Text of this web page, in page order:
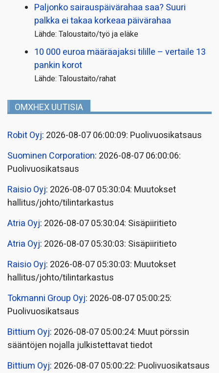
Paljonko sairauspäivä­rahaa saa? Suuri
palkka ei takaa korkeaa päivärahaa
Lähde: Taloustaito/työ ja eläke
10 000 euroa määräajaksi tilille – vertaile 13
pankin korot
Lähde: Taloustaito/rahat
OMXHEX UUTISIA
Robit Oyj: 2026-08-07 06:00:09: Puolivuosikatsaus
Suominen Corporation: 2026-08-07 06:00:06:
Puolivuosikatsaus
Raisio Oyj: 2026-08-07 05:30:04: Muutokset
hallitus/johto/tilintarkastus
Atria Oyj: 2026-08-07 05:30:04: Sisäpiiritieto
Atria Oyj: 2026-08-07 05:30:03: Sisäpiiritieto
Raisio Oyj: 2026-08-07 05:30:03: Muutokset
hallitus/johto/tilintarkastus
Tokmanni Group Oyj: 2026-08-07 05:00:25:
Puolivuosikatsaus
Bittium Oyj: 2026-08-07 05:00:24: Muut pörssin
sääntöjen nojalla julkistettavat tiedot
Bittium Oyj: 2026-08-07 05:00:22: Puolivuosikatsaus